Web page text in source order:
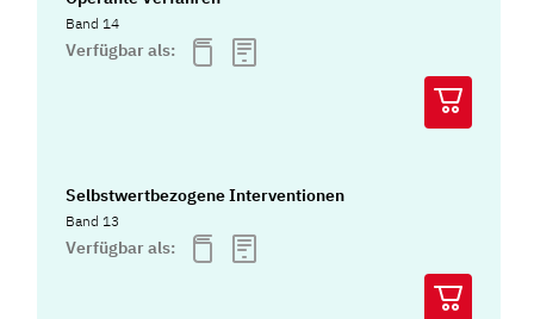
Band 14
Verfügbar als:
Selbstwertbezogene Interventionen
Band 13
Verfügbar als: